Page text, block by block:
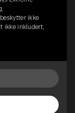
ikke
ikke inkludert,